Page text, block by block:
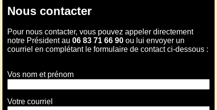
Nous contacter
Pour nous contacter, vous pouvez appeler directement
notre Président au 06 83 71 66 90 ou lui envoyer un
courriel en complétant le formulaire de contact ci-dessous :
Vos nom et prénom
Votre courriel